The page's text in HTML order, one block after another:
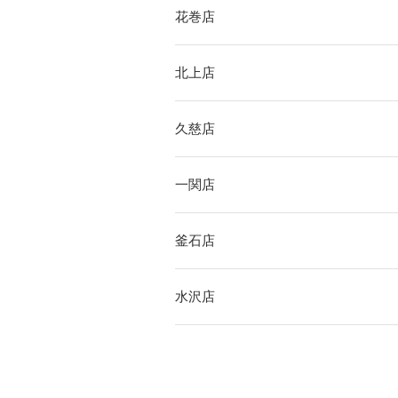
花巻店
北上店
久慈店
一関店
釜石店
水沢店